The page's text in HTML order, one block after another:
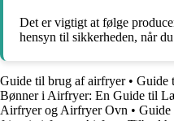
Det er vigtigt at følge
hensyn til sikkerheden, når
Guide til brug af airfryer• Guide
Bønner i Airfryer: En Guide til
Airfryer og Airfryer Ovn • Guide